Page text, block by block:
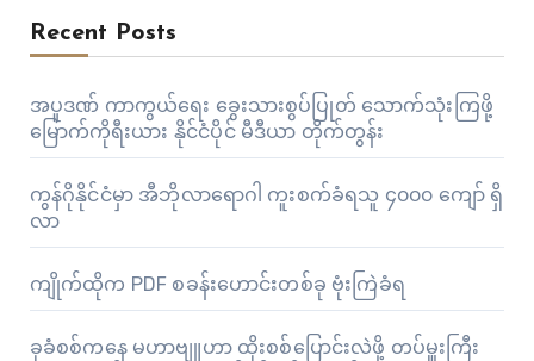
Recent Posts
အပူဒဏ် ကာကွယ်ရေး ခွေးသားစွပ်ပြုတ် သောက်သုံးကြဖို့
မြောက်ကိုရီးယား နိုင်ငံပိုင် မီဒီယာ တိုက်တွန်း
ကွန်ဂိုနိုင်ငံမှာ အီဘိုလာရောဂါ ကူးစက်ခံရသူ ၄၀၀၀ ကျော် ရှိ
လာ
ကျိုက်ထိုက PDF စခန်းဟောင်းတစ်ခု ဗုံးကြဲခံရ
ခုခံစစ်ကနေ မဟာဗျူဟာ ထိုးစစ်ပြောင်းလဲဖို့ တပ်မှူးကြီး